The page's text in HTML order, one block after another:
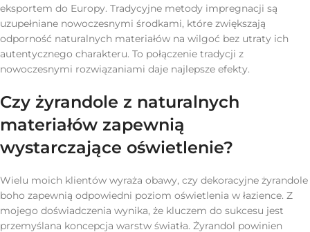
eksportem do Europy. Tradycyjne metody impregnacji są
uzupełniane nowoczesnymi środkami, które zwiększają
odporność naturalnych materiałów na wilgoć bez utraty ich
autentycznego charakteru. To połączenie tradycji z
nowoczesnymi rozwiązaniami daje najlepsze efekty.
Czy żyrandole z naturalnych
materiałów zapewnią
wystarczające oświetlenie?
Wielu moich klientów wyraża obawy, czy dekoracyjne żyrandole
boho zapewnią odpowiedni poziom oświetlenia w łazience. Z
mojego doświadczenia wynika, że kluczem do sukcesu jest
przemyślana koncepcja warstw światła. Żyrandol powinien